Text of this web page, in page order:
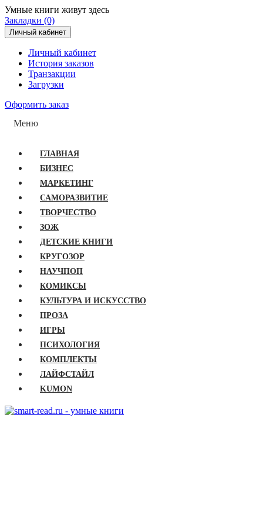
Умные книги живут здесь
Закладки (0)
Личный кабинет
Личный кабинет
История заказов
Транзакции
Загрузки
Оформить заказ
Меню
ГЛАВНАЯ
БИЗНЕС
МАРКЕТИНГ
САМОРАЗВИТИЕ
ТВОРЧЕСТВО
ЗОЖ
ДЕТСКИЕ КНИГИ
КРУГОЗОР
НАУЧПОП
КОМИКСЫ
КУЛЬТУРА И ИСКУССТВО
ПРОЗА
ИГРЫ
ПСИХОЛОГИЯ
КОМПЛЕКТЫ
ЛАЙФСТАЙЛ
KUMON